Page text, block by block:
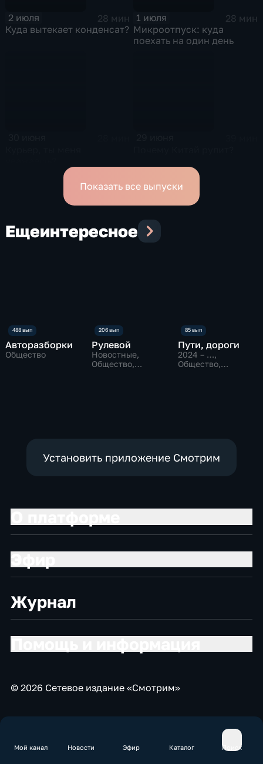
Мой канал Новости Эфир Каталог Поиск
2 июля
28 мин
Куда вытекает конденсат?
1 июля
28 мин
Микроотпуск: куда
поехать на один день
Показать все выпуски
Ещеинтересное
Авторазборки
Общество
Рулевой
Новостные,
Общество,
Пути, дороги
2024 – …,
Общество,
Установить приложение Смотрим
Журнал
© 2026 Сетевое издание «Смотрим»